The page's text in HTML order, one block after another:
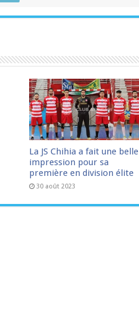
La JS Chihia a fait une belle
impression pour sa
première en division élite
30 août 2023